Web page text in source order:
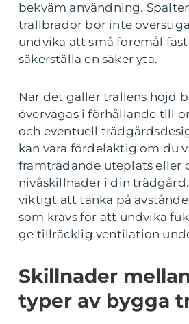
bekväm användning.
trallbrädor bör inte
undvika att små föremål
säkerställa en säker yta.
När det gäller trallens höjd
övervägas i förhållande till
och eventuell
kan vara fördelaktig om du
framträdande uteplats eller
nivåskillnader i din
viktigt att tänka på
som krävs för att undvika
ge tillräcklig ventilation
Skillnader
typer av bygga